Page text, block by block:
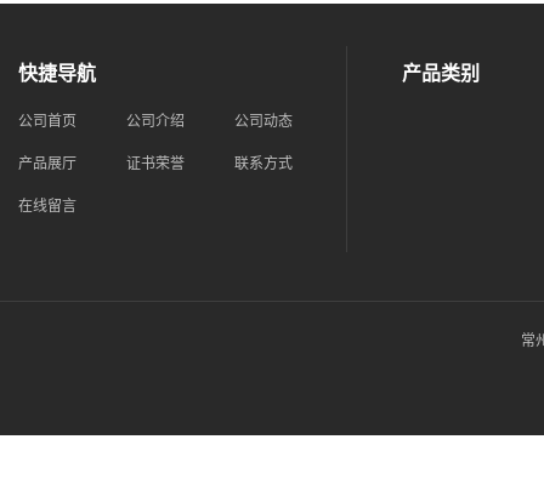
快捷导航
公司首页 公司介绍 公司动态
产品展厅 证书荣誉 联系方式
在线留言
产品类别
常